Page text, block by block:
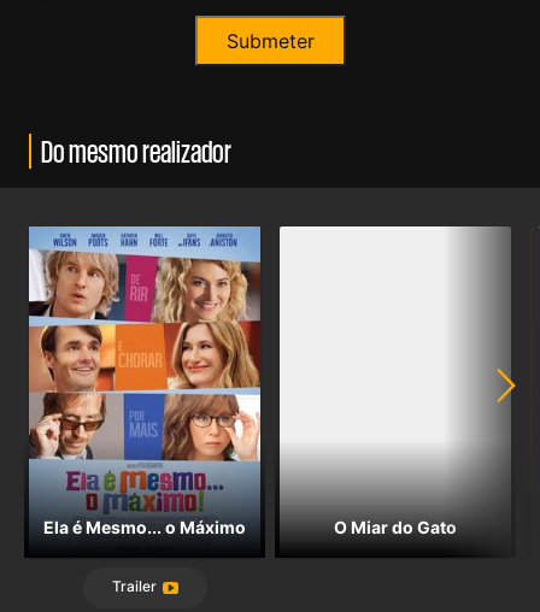
Do mesmo realizador
Ela é Mesmo... o Máximo
Trailer
O Miar do Gato